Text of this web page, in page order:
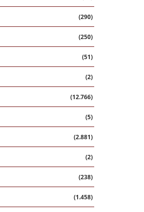
(290)
(250)
(51)
(2)
(12.766)
(5)
(2.881)
(2)
(238)
(1.458)